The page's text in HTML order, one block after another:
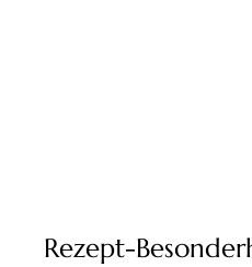
Rezept-